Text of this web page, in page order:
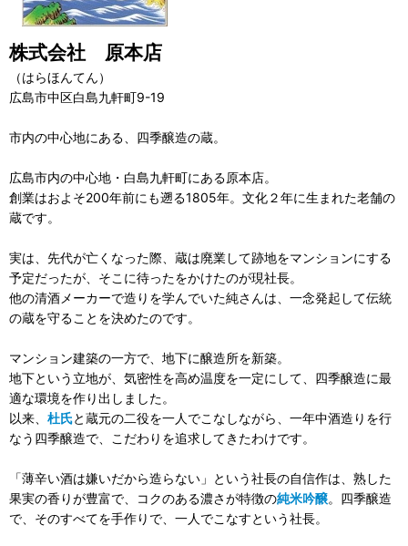
株式会社 原本店
（はらほんてん）
広島市中区白島九軒町9-19
市内の中心地にある、四季醸造の蔵。
広島市内の中心地・白島九軒町にある原本店。
創業はおよそ200年前にも遡る1805年。文化２年に生まれた老舗の
蔵です。
実は、先代が亡くなった際、蔵は廃業して跡地をマンションにする
予定だったが、そこに待ったをかけたのが現社長。
他の清酒メーカーで造りを学んでいた純さんは、一念発起して伝統
の蔵を守ることを決めたのです。
マンション建築の一方で、地下に醸造所を新築。
地下という立地が、気密性を高め温度を一定にして、四季醸造に最
適な環境を作り出しました。
以来、 杜氏と蔵元の二役を一人でこなしながら、一年中酒造りを行
なう四季醸造で、こだわりを追求してきたわけです。
「薄辛い酒は嫌いだから造らない」という社長の自信作は、熟した
果実の香りが豊富で、コクのある濃さが特徴の純米吟醸。四季醸造
で、そのすべてを手作りで、一人でこなすという社長。